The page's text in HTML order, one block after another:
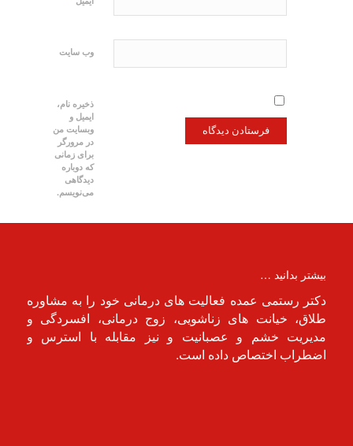
وب‌ سایت
ذخیره نام،
ایمیل و
وبسایت من
در مرورگر
برای زمانی
که دوباره
دیدگاهی
می‌نویسم.
بیشتر بدانید …
دکتر رستمی عمده فعالیت های درمانی خود را به مشاوره
طلاق، خیانت های زناشویی، زوج درمانی، افسردگی و
مدیریت خشم و عصبانیت و نیز مقابله با استرس و
اضطراب اختصاص داده است.